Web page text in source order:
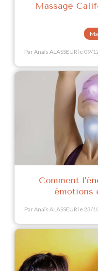
Massage
Par Anaïs ALASSEUR le 09/
Comment
émotions
Par Anaïs ALASSEUR le 23/